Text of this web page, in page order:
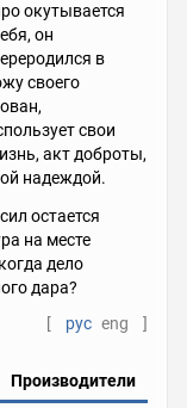
окутывается
он
в
своего
свои
акт доброты,
надеждой.
остается
на месте
дело
дара?
[
рус eng ]
Производители